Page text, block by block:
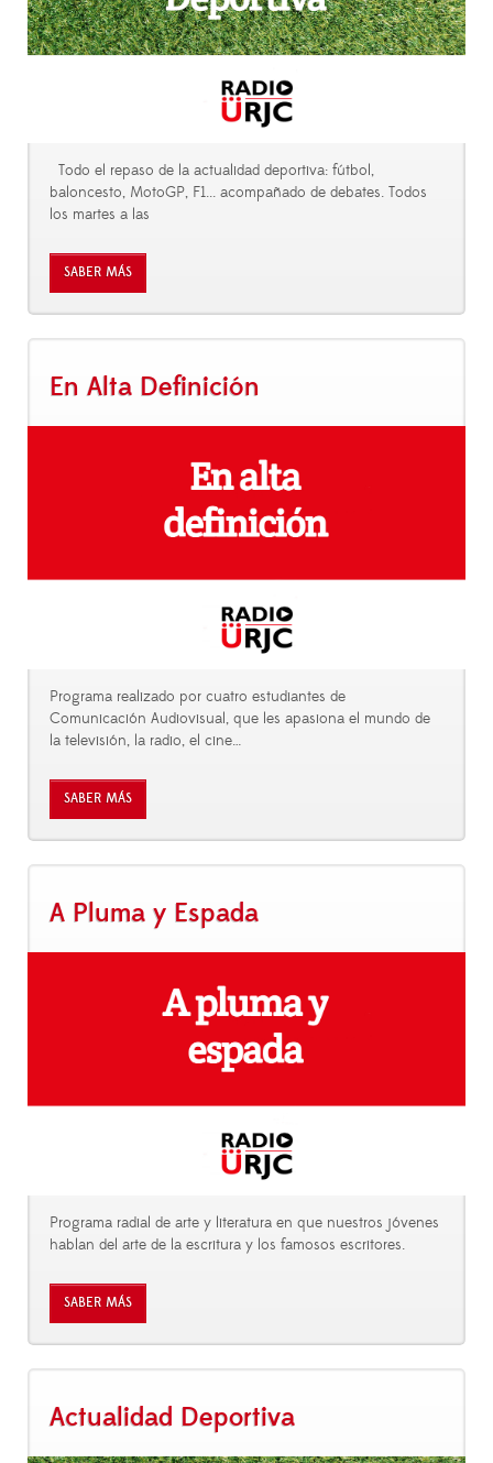
Todo el repaso de la actualidad deportiva: fútbol,
baloncesto, MotoGP, F1... acompañado de debates. Todos
los martes a las
SABER MÁS
En Alta Definición
Programa realizado por cuatro estudiantes de
Comunicación Audiovisual, que les apasiona el mundo de
la televisión, la radio, el cine…
SABER MÁS
A Pluma y Espada
Programa radial de arte y literatura en que nuestros jóvenes
hablan del arte de la escritura y los famosos escritores.
SABER MÁS
Actualidad Deportiva